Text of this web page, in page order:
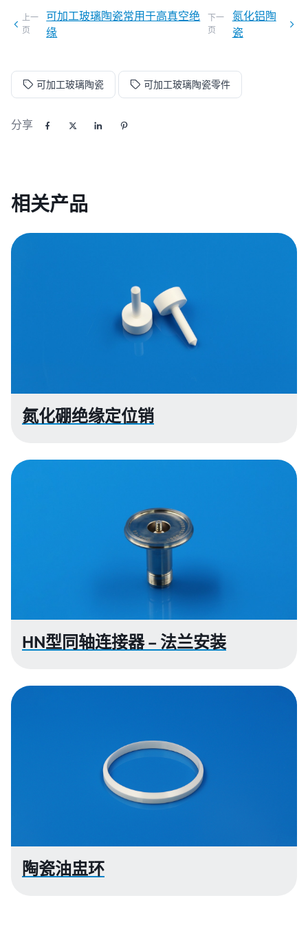
上一
页
可加工玻璃陶瓷常用于高真空绝
缘
下一
页
氮化铝陶
瓷
可加工玻璃陶瓷 可加工玻璃陶瓷零件
分享
相关产品
氮化硼绝缘定位销
HN型同轴连接器 – 法兰安装
陶瓷油盅环